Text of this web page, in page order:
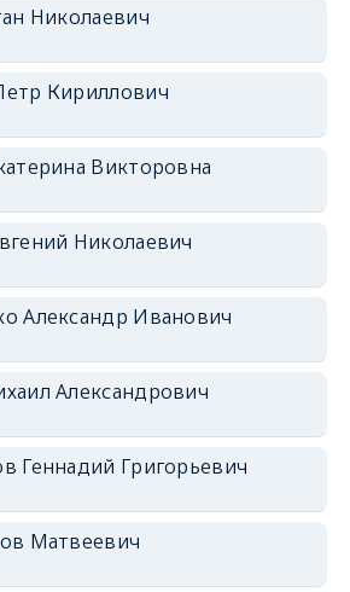
Николаевич
Кириллович
Викторовна
Николаевич
Александр Иванович
Александрович
Геннадий Григорьевич
Матвеевич